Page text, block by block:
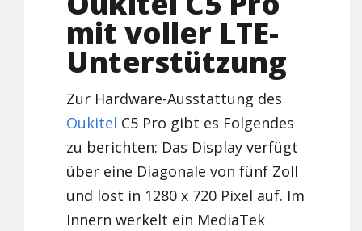
mit voller LTE-
Unterstützung
Zur Hardware-Ausstattung des
Oukitel C5 Pro gibt es Folgendes
zu berichten: Das Display verfügt
über eine Diagonale von fünf Zoll
und löst in 1280 x 720 Pixel auf. Im
Innern werkelt ein MediaTek